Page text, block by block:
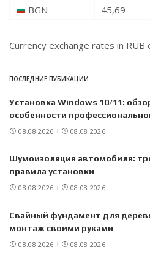
BGN
45,69
Currency exchange rates in RUB
ПОСЛЕДНИЕ ПУБИКАЦИИ
Установка Windows 10/11:
особенности
08.08.2026 08.08.2026
Шумоизоляция автомобиля:
правила установки
08.08.2026 08.08.2026
Свайный фундамент для
монтаж своими руками
08.08.2026 08.08.2026